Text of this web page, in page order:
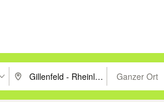
mit den Pfeiltasten nach oben/
PLZ oder Ort eingeben. Eingabetaste
Ganzer Ort
Suche im